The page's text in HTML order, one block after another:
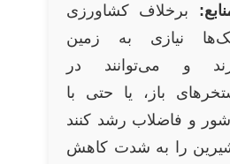
برخلاف کشاورزی
نیازی به زمین
و می‌توانند در
باز، یا حتی با
شور و فاضلاب رشد کنند
را به شدت کاهش